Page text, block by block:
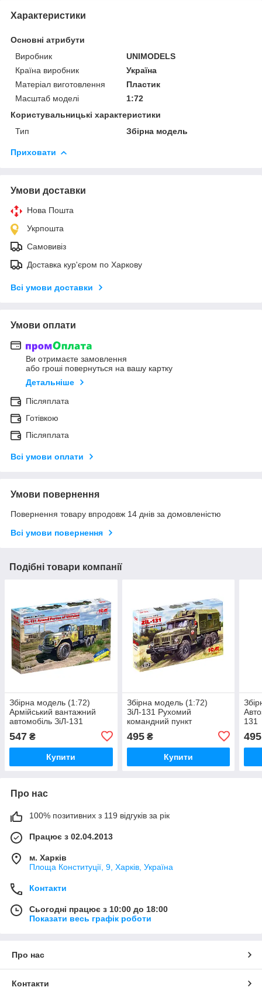
Характеристики
Основні атрибути
Виробник
UNIMODELS
Країна виробник
Україна
Матеріал виготовлення
Пластик
Масштаб моделі
1:72
Користувальницькі характеристики
Тип
Збірна модель
Приховати
Умови доставки
Нова Пошта
Укрпошта
Самовивіз
Доставка кур'єром по Харкову
Всі умови доставки
Умови оплати
Ви отримаєте замовлення
або гроші повернуться на вашу картку
Детальніше
Післяплата
Готівкою
Післяплата
Всі умови оплати
Умови повернення
Повернення товару впродовж 14 днів за домовленістю
Всі умови повернення
Подібні товари компанії
Збірна модель (1:72)
Армійський вантажний
автомобіль ЗіЛ-131
547 ₴
Купити
Збірна модель (1:72)
ЗіЛ-131 Рухомий
командний пункт
495₴
Купити
131
495
Про нас
100% позитивних з 119 відгуків за рік
Працює з 02.04.2013
м. Харків
Площа Конституції, 9, Харків, Україна
Контакти
Сьогодні працює з 10:00 до 18:00
Показати весь графік роботи
Про нас
Контакти